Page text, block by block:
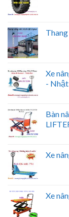
Xe
-
Bàn
Xe
Xe